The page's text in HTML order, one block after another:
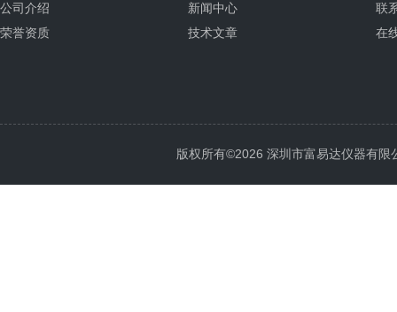
公司介绍
荣誉资质
新闻中心
技术文章
联
在
版权所有©2026 深圳市富易达仪器有